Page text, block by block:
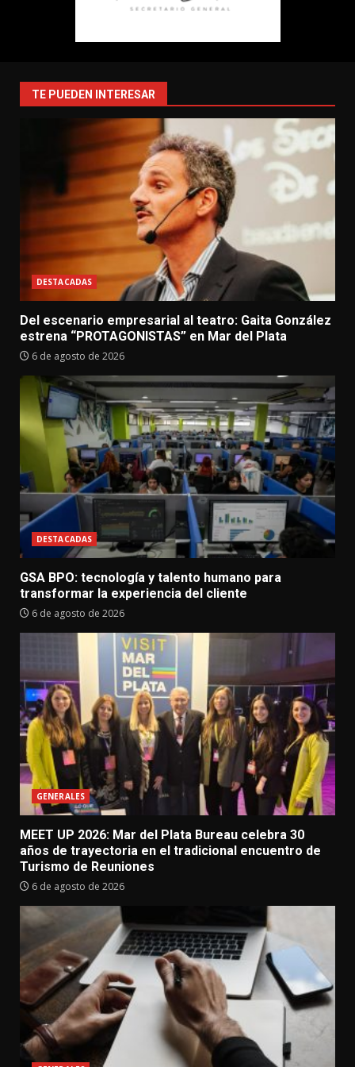
TE PUEDEN INTERESAR
DESTACADAS
Del escenario empresarial al teatro: Gaita González
estrena “PROTAGONISTAS” en Mar del Plata
6 de agosto de 2026
DESTACADAS
GSA BPO: tecnología y talento humano para
transformar la experiencia del cliente
6 de agosto de 2026
GENERALES
MEET UP 2026: Mar del Plata Bureau celebra 30
años de trayectoria en el tradicional encuentro de
Turismo de Reuniones
6 de agosto de 2026